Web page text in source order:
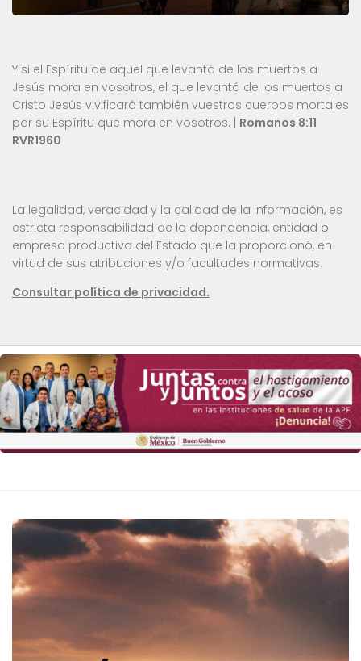
Y si el Espíritu de aquel que levantó de los muertos a
Jesús mora en vosotros, el que levantó de los muertos a
Cristo Jesús vivificará también vuestros cuerpos mortales
por su Espíritu que mora en vosotros. | Romanos 8:11
RVR1960
La legalidad, veracidad y la calidad de la información, es
estricta responsabilidad de la dependencia, entidad o
empresa productiva del Estado que la proporcionó, en
virtud de sus atribuciones y/o facultades normativas.
Consultar política de privacidad.